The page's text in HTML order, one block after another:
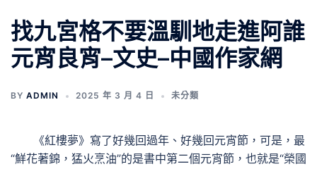
找九宮格不要溫馴地走進阿誰
元宵良宵–文史–中國作家網
BY ADMIN 2025 年 3 月 4 日 未分類
《紅樓夢》寫了好幾回過年、好幾回元宵節，可是，最
“鮮花著錦，猛火烹油”的是書中第二個元宵節，也就是“榮國